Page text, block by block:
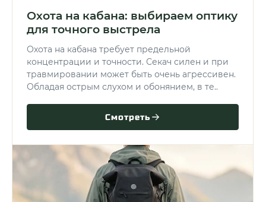
Охота на кабана: выбираем оптику
для точного выстрела
Охота на кабана требует предельной
концентрации и точности. Секач силен и при
травмировании может быть очень агрессивен.
Обладая острым слухом и обонянием, в те..
Смотреть